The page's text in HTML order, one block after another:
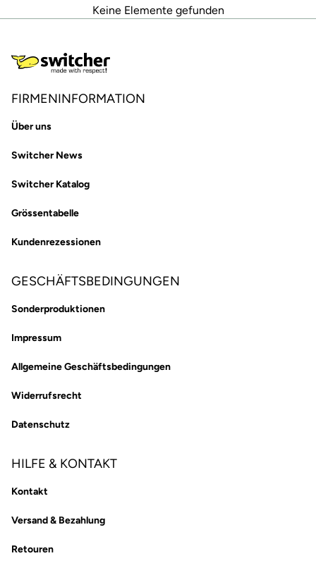
Keine Elemente gefunden
FIRMENINFORMATION
Über uns
Switcher News
Switcher Katalog
Grössentabelle
Kundenrezessionen
GESCHÄFTSBEDINGUNGEN
Sonderproduktionen
Impressum
Allgemeine Geschäftsbedingungen
Widerrufsrecht
Datenschutz
HILFE & KONTAKT
Kontakt
Versand & Bezahlung
Retouren